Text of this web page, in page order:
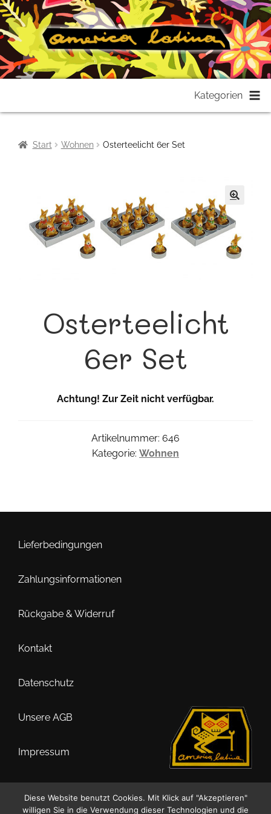
springen
springen
Kategorien
Start Wohnen Osterteelicht 6er Set
Osterteelicht
6er Set
Achtung! Zur Zeit nicht verfügbar.
Artikelnummer: 646
Kategorie: Wohnen
Lieferbedingungen
Zahlungsinformationen
Rückgabe & Widerruf
Kontakt
Datenschutz
Unsere AGB
Impressum
Diese Website benutzt Cookies. Mit Klick auf "Akzeptieren"
willigen Sie in die Verwendung dieser Technologien und die